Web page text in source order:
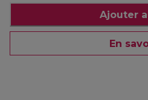
Ajouter
En